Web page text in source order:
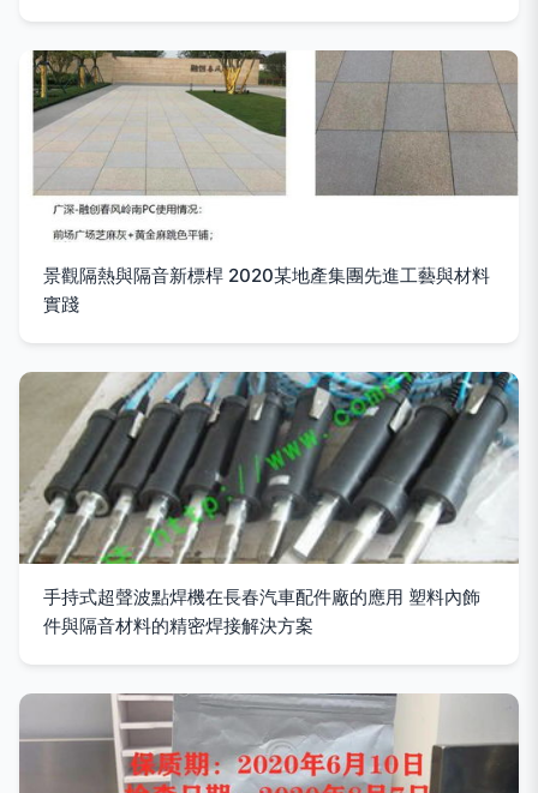
景觀隔熱與隔音新標桿 2020某地產集團先進工藝與材料
實踐
手持式超聲波點焊機在長春汽車配件廠的應用 塑料內飾
件與隔音材料的精密焊接解決方案